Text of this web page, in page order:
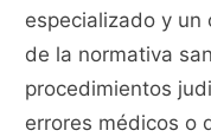
especializado y
de la normativa
procedimientos
errores médicos o